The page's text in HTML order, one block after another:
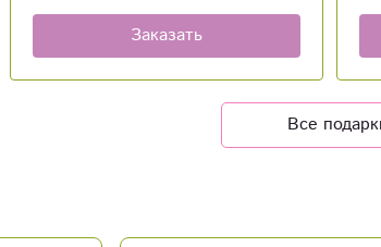
Заказать
Все